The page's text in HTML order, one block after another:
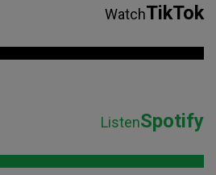
WatchTikTok
ListenSpotify